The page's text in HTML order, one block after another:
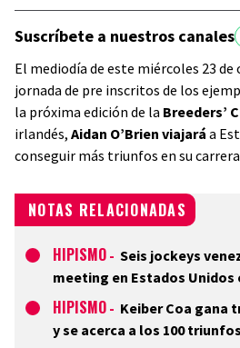
Suscríbete a nuestros canales
El mediodía de este miércoles 23
jornada de pre inscritos de los
la próxima edición de la Breeders’
irlandés, Aidan O’Brien viajará a
conseguir más triunfos en su
NOTAS RELACIONADAS
HIPISMO - Seis jockeys
meeting en Estados Unidos
HIPISMO - Keiber Coa gana
y se acerca a los 100 triunfos